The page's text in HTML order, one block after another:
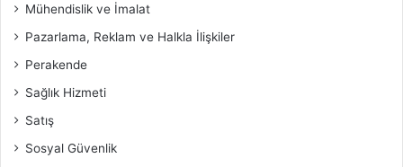
Mühendislik ve İmalat
Pazarlama, Reklam ve Halkla İlişkiler
Perakende
Sağlık Hizmeti
Satış
Sosyal Güvenlik